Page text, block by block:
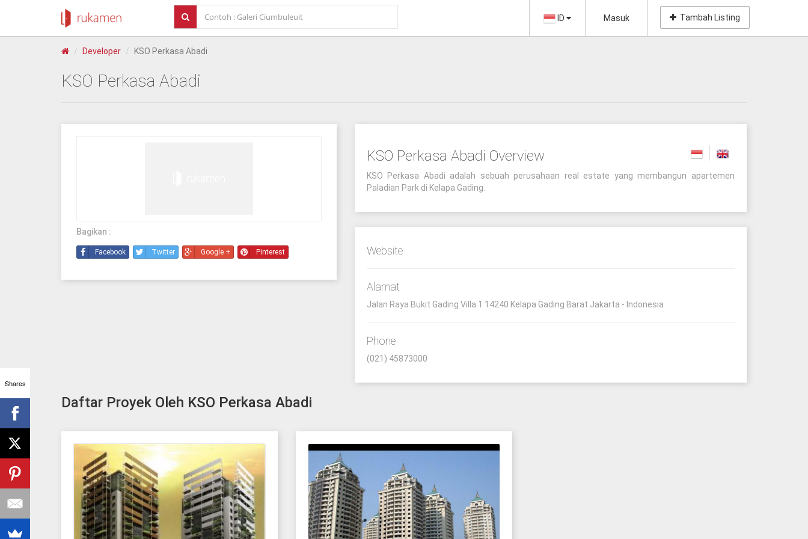
ID Masuk Tambah Listing
Developer KSO Perkasa Abadi
KSO Perkasa Abadi
KSO Perkasa Abadi Overview
KSO Perkasa Abadi adalah sebuah perusahaan real estate yang membangun apartemen
Paladian Park di Kelapa Gading.
Website
Alamat
Jalan Raya Bukit Gading Villa 1 14240 Kelapa Gading Barat Jakarta - Indonesia
Phone
(021) 45873000
Bagikan :
Facebook Twitter Google + Pinterest
Daftar Proyek Oleh KSO Perkasa Abadi
Shares